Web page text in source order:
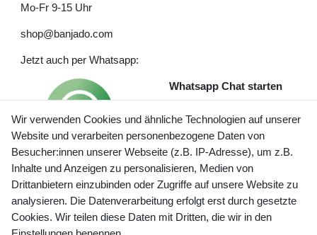
Mo-Fr 9-15 Uhr
shop@banjado.com
Jetzt auch per Whatsapp:
Whatsapp Chat starten
Preisangaben inkl. gesetzl. MwSt. und zzgl. Service- und
Versandkosten
Wir verwenden Cookies und ähnliche Technologien auf unserer
Website und verarbeiten personenbezogene Daten von
Besucher:innen unserer Webseite (z.B. IP-Adresse), um z.B.
Inhalte und Anzeigen zu personalisieren, Medien von
Drittanbietern einzubinden oder Zugriffe auf unsere Website zu
analysieren. Die Datenverarbeitung erfolgt erst durch gesetzte
Cookies. Wir teilen diese Daten mit Dritten, die wir in den